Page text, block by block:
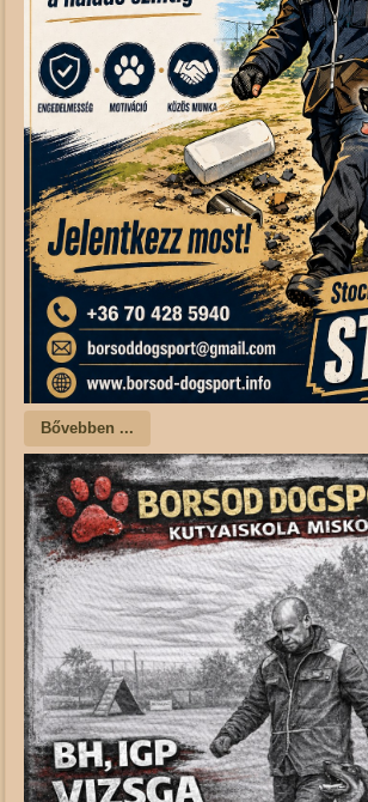
Bővebben ...